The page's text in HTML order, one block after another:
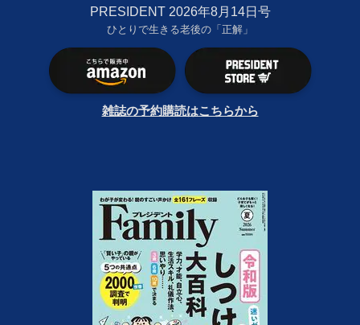
PRESIDENT 2026年8月14日号
ひとりで生きる老後の「正解」
雑誌の予約購読はこちらから